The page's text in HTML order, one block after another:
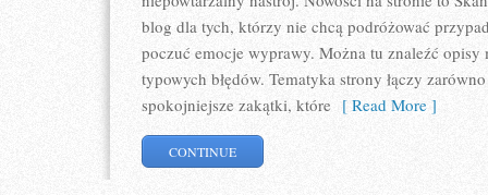
blog dla tych, którzy nie chcą podróżować
poczuć emocje wyprawy. Można tu znaleźć
typowych błędów. Tematyka strony łączy
spokojniejsze zakątki, które [ Read More ]
CONTINUE